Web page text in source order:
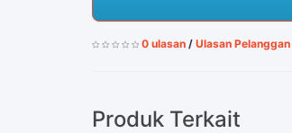
0 ulasan / Ulasan Pelanggan
Produk Terkait